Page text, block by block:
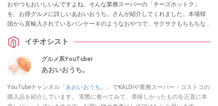
おやつもおいしいんですよね。そんな業務スーパーの「チーズホットク」
を、お得グルメに詳しいあおいおうち。さんが紹介してくれました。本場韓
国から直輸入されているパンケーキのようなおやつで、サクサクもちもちな
イチオシスト
グルメ系YouTuber
あおいおうち。
YouTubeチャンネル「あおいおうち。
」でKALDIや業務スーパー・コストコの
購入品を紹介しています。 実際に食べてみて、美味しかったものを正直に本